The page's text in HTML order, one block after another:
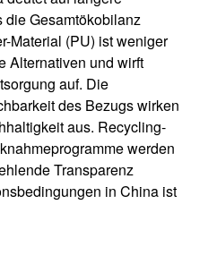
die Gesamtökobilanz
Material (PU) ist weniger
Alternativen und wirft
auf. Die
des Bezugs wirken
aus. Recycling-
werden
Transparenz
in China ist